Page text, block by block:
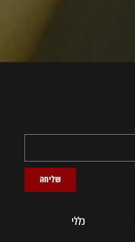
שליחה
כללי